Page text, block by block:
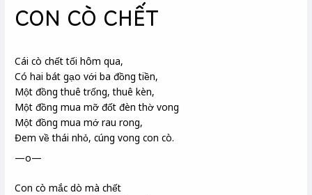
CON CÒ CHẾT
Cái cò chết tối hôm qua,
Có hai bát gạo với ba đồng tiền,
Một đồng thuê trống, thuê kèn,
Một đồng mua mỡ đốt đèn thờ vong
Một đồng mua mớ rau rong,
Đem về thái nhỏ, cúng vong con cò.
—o—
Con cò mắc dò mà chết